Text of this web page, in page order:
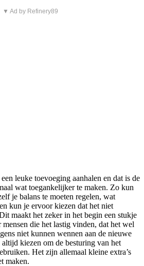
▼ Ad by Refinery89
leuke toevoeging aanhalen en dat is de
wat toegankelijker te maken. Zo kun
je balans te moeten regelen, wat
kun je ervoor kiezen dat het niet
maakt het zeker in het begin een stukje
die het lastig vinden, dat het wel
niet kunnen wennen aan de nieuwe
kiezen om de besturing van het
Het zijn allemaal kleine extra’s
maken.